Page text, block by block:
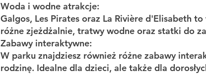
Woda i wodne atrakcje:
Galgos, Les Pirates oraz La Rivière d'Elisabeth
różne zjeżdżalnie, tratwy wodne oraz statki do
Zabawy interaktywne:
W parku znajdziesz również różne zabawy
rodzinę. Idealne dla dzieci, ale także dla